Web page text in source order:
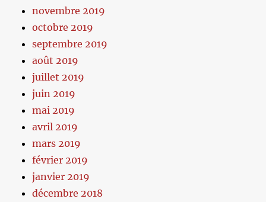
novembre 2019
octobre 2019
septembre 2019
août 2019
juillet 2019
juin 2019
mai 2019
avril 2019
mars 2019
février 2019
janvier 2019
décembre 2018